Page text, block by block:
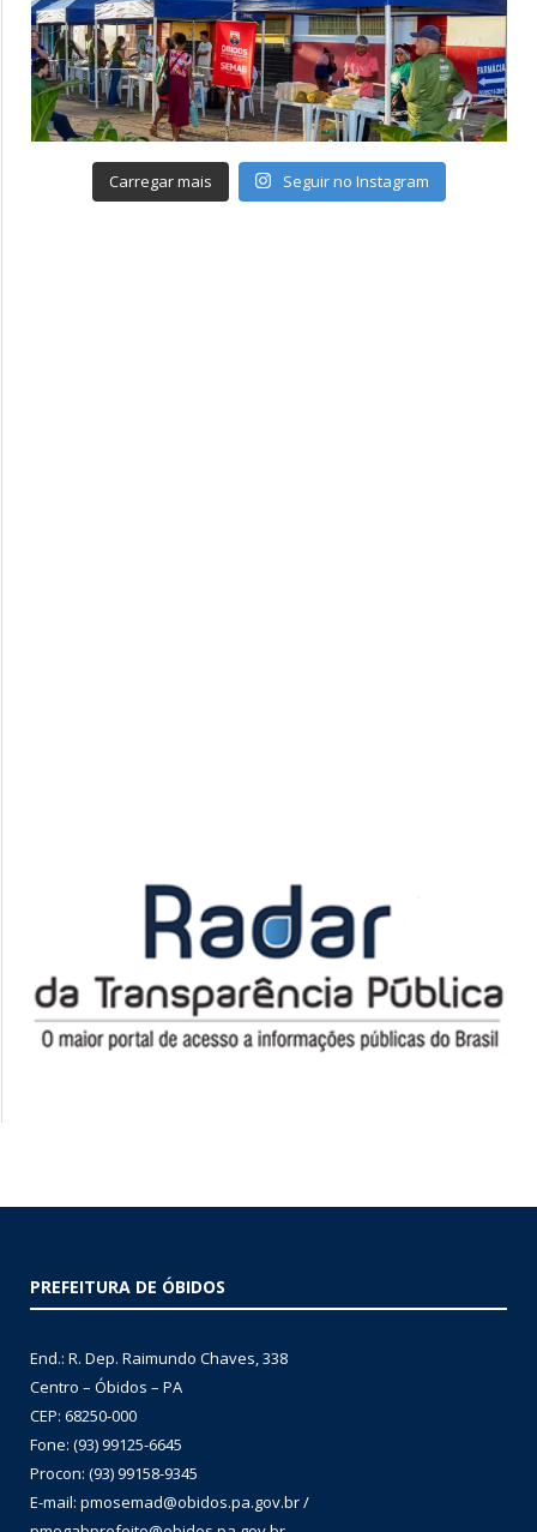
Carregar mais Seguir no Instagram
PREFEITURA DE ÓBIDOS
End.: R. Dep. Raimundo Chaves, 338
Centro – Óbidos – PA
CEP: 68250-000
Fone: (93) 99125-6645
Procon: (93) 99158-9345
E-mail: pmosemad@obidos.pa.gov.br /